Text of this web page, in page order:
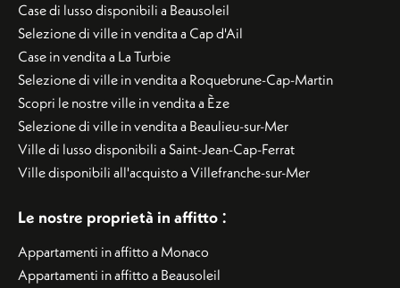
Case di lusso disponibili a Beausoleil
Selezione di ville in vendita a Cap d'Ail
Case in vendita a La Turbie
Selezione di ville in vendita a Roquebrune-Cap-Martin
Scopri le nostre ville in vendita a Èze
Selezione di ville in vendita a Beaulieu-sur-Mer
Ville di lusso disponibili a Saint-Jean-Cap-Ferrat
Ville disponibili all'acquisto a Villefranche-sur-Mer
Le nostre proprietà in affitto :
Appartamenti in affitto a Monaco
Appartamenti in affitto a Beausoleil